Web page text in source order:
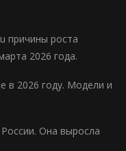
причины роста
2026 года.
в 2026 году. Модели и
Она выросла